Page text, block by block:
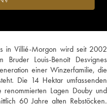
in Villié-Morgon wird seit 2002
Bruder Louis-Benoît Desvignes
einer Winzerfamilie, die
Die 14 Hektar umfassenden
Lagen Douby und
60 Jahre alten Rebstöcken.